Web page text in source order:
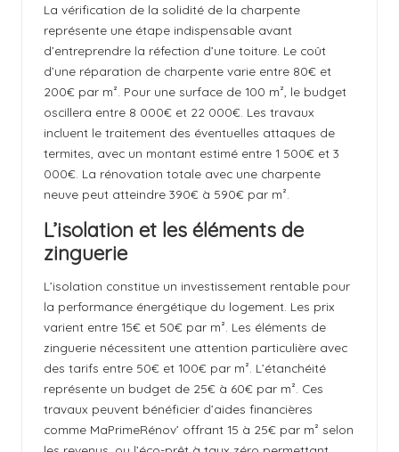
La vérification de la solidité de la charpente
représente une étape indispensable avant
d’entreprendre la réfection d’une toiture. Le coût
d’une réparation de charpente varie entre 80€ et
200€ par m². Pour une surface de 100 m², le budget
oscillera entre 8 000€ et 22 000€. Les travaux
incluent le traitement des éventuelles attaques de
termites, avec un montant estimé entre 1 500€ et 3
000€. La rénovation totale avec une charpente
neuve peut atteindre 390€ à 590€ par m².
L’isolation et les éléments de
zinguerie
L’isolation constitue un investissement rentable pour
la performance énergétique du logement. Les prix
varient entre 15€ et 50€ par m². Les éléments de
zinguerie nécessitent une attention particulière avec
des tarifs entre 50€ et 100€ par m². L’étanchéité
représente un budget de 25€ à 60€ par m². Ces
travaux peuvent bénéficier d’aides financières
comme MaPrimeRénov’ offrant 15 à 25€ par m² selon